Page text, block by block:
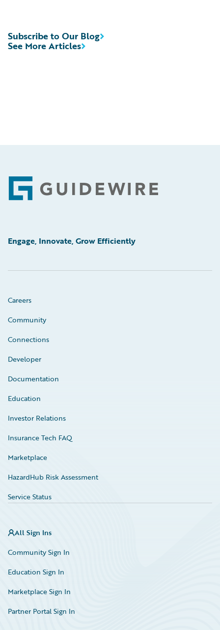
See More Articles
Subscribe to Our Blog
Footer
Engage, Innovate, Grow Efficiently
Careers
Community
Connections
Developer
Documentation
Education
Investor Relations
Insurance Tech FAQ
Marketplace
HazardHub Risk Assessment
Service Status
All Sign Ins
Community Sign In
Education Sign In
Marketplace Sign In
Partner Portal Sign In